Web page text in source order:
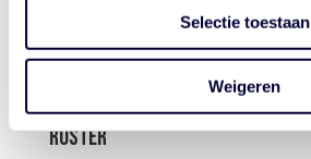
Selectie toestaan
Weigeren
ROSTER